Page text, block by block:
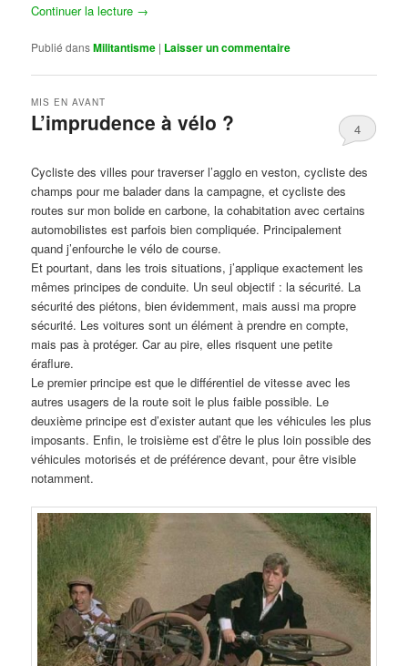
Continuer la lecture →
Publié dansMilitantisme | Laisser un commentaire
L’imprudence à vélo ?
MIS EN AVANT
4
Cycliste des villes pour traverser l’agglo en veston, cycliste des
champs pour me balader dans la campagne, et cycliste des
routes sur mon bolide en carbone, la cohabitation avec certains
automobilistes est parfois bien compliquée. Principalement
quand j’enfourche le vélo de course.
Et pourtant, dans les trois situations, j’applique exactement les
mêmes principes de conduite. Un seul objectif : la sécurité. La
sécurité des piétons, bien évidemment, mais aussi ma propre
sécurité. Les voitures sont un élément à prendre en compte,
mais pas à protéger. Car au pire, elles risquent une petite
éraflure.
Le premier principe est que le différentiel de vitesse avec les
autres usagers de la route soit le plus faible possible. Le
deuxième principe est d’exister autant que les véhicules les plus
imposants. Enfin, le troisième est d’être le plus loin possible des
véhicules motorisés et de préférence devant, pour être visible
notamment.